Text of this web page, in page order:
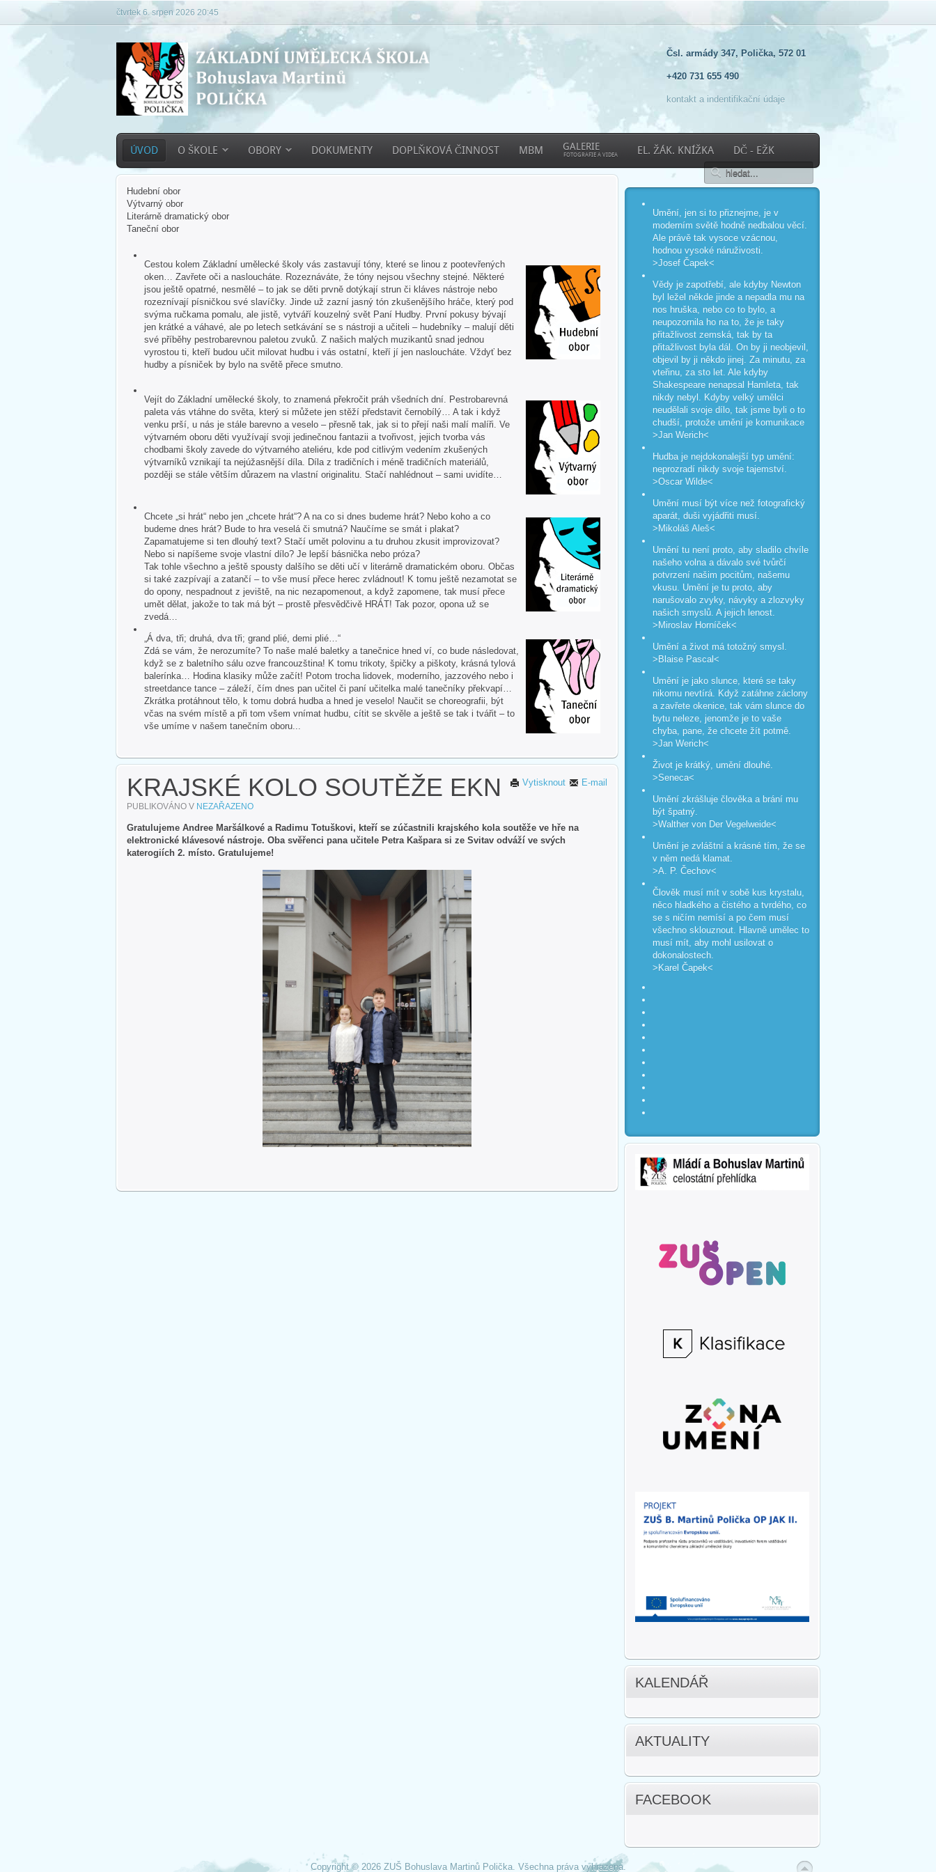
čtvrtek 6. srpen 2026 20:45
Čsl. armády 347, Polička, 572 01
+420 731 655 490
kontakt a indentifikační údaje
ÚVOD O ŠKOLE OBORY DOKUMENTY DOPLŇKOVÁ ČINNOST MBM GALERIE
FOTOGRAFIE A VIDEA EL. ŽÁK. KNÍŽKA DČ - EŽK
Hudební obor
Výtvarný obor
Literárně dramatický obor
Taneční obor
Cestou kolem Základní umělecké školy vás zastavují tóny, které se linou z pootevřených
oken… Zavřete oči a nasloucháte. Rozeznáváte, že tóny nejsou všechny stejné. Některé
jsou ještě opatrné, nesmělé – to jak se děti prvně dotýkají strun či kláves nástroje nebo
rozeznívají písničkou své slavíčky. Jinde už zazní jasný tón zkušenějšího hráče, který pod
svýma ručkama pomalu, ale jistě, vytváří kouzelný svět Paní Hudby. První pokusy bývají
jen krátké a váhavé, ale po letech setkávání se s nástroji a učiteli – hudebníky – malují děti
své příběhy pestrobarevnou paletou zvuků. Z našich malých muzikantů snad jednou
vyrostou ti, kteří budou učit milovat hudbu i vás ostatní, kteří jí jen nasloucháte. Vždyť bez
hudby a písniček by bylo na světě přece smutno.
Vejít do Základní umělecké školy, to znamená překročit práh všedních dní. Pestrobarevná
paleta vás vtáhne do světa, který si můžete jen stěží představit černobílý… A tak i když
venku prší, u nás je stále barevno a veselo – přesně tak, jak si to přejí naši malí malíři. Ve
výtvarném oboru děti využívají svoji jedinečnou fantazii a tvořivost, jejich tvorba vás
chodbami školy zavede do výtvarného ateliéru, kde pod citlivým vedením zkušených
výtvarníků vznikají ta nejúžasnější díla. Díla z tradičních i méně tradičních materiálů,
později se stále větším důrazem na vlastní originalitu. Stačí nahlédnout – sami uvidíte…
Chcete „si hrát“ nebo jen „chcete hrát“? A na co si dnes budeme hrát? Nebo koho a co
budeme dnes hrát? Bude to hra veselá či smutná? Naučíme se smát i plakat?
Zapamatujeme si ten dlouhý text? Stačí umět polovinu a tu druhou zkusit improvizovat?
Nebo si napíšeme svoje vlastní dílo? Je lepší básnička nebo próza?
Tak tohle všechno a ještě spousty dalšího se děti učí v literárně dramatickém oboru. Občas
si také zazpívají a zatančí – to vše musí přece herec zvládnout! K tomu ještě nezamotat se
do opony, nespadnout z jeviště, na nic nezapomenout, a když zapomene, tak musí přece
umět dělat, jakože to tak má být – prostě přesvědčivě HRÁT! Tak pozor, opona už se
zvedá…
„Á dva, tři; druhá, dva tři; grand plié, demi plié…“
Zdá se vám, že nerozumíte? To naše malé baletky a tanečnice hned ví, co bude následovat,
když se z baletního sálu ozve francouzština! K tomu trikoty, špičky a piškoty, krásná tylová
balerínka… Hodina klasiky může začít! Potom trocha lidovek, moderního, jazzového nebo i
streetdance tance – záleží, čím dnes pan učitel či paní učitelka malé tanečníky překvapí…
Zkrátka protáhnout tělo, k tomu dobrá hudba a hned je veselo! Naučit se choreografii, být
včas na svém místě a při tom všem vnímat hudbu, cítit se skvěle a ještě se tak i tvářit – to
vše umíme v našem tanečním oboru...
E-mail
Vytisknout
KRAJSKÉ KOLO SOUTĚŽE EKN
PUBLIKOVÁNO V NEZAŘAZENO
Gratulujeme Andree Maršálkové a Radimu Totuškovi, kteří se zúčastnili krajského kola soutěže ve hře na
elektronické klávesové nástroje. Oba svěřenci pana učitele Petra Kašpara si ze Svitav odváží ve svých
katerogiích 2. místo. Gratulujeme!
Umění, jen si to přiznejme, je v
moderním světě hodně nedbalou věcí.
Ale právě tak vysoce vzácnou,
hodnou vysoké náruživosti.
>Josef Čapek<
Vědy je zapotřebí, ale kdyby Newton
byl ležel někde jinde a nepadla mu na
nos hruška, nebo co to bylo, a
neupozornila ho na to, že je taky
přitažlivost zemská, tak by ta
přitažlivost byla dál. On by ji neobjevil,
objevil by ji někdo jinej. Za minutu, za
vteřinu, za sto let. Ale kdyby
Shakespeare nenapsal Hamleta, tak
nikdy nebyl. Kdyby velký umělci
neudělali svoje dílo, tak jsme byli o to
chudší, protože umění je komunikace
>Jan Werich<
Hudba je nejdokonalejší typ umění:
neprozradí nikdy svoje tajemství.
>Oscar Wilde<
Umění musí být více než fotografický
aparát, duši vyjádřiti musí.
>Mikoláš Aleš<
Umění tu není proto, aby sladilo chvíle
našeho volna a dávalo své tvůrčí
potvrzení našim pocitům, našemu
vkusu. Umění je tu proto, aby
narušovalo zvyky, návyky a zlozvyky
našich smyslů. A jejich lenost.
>Miroslav Horníček<
Umění a život má totožný smysl.
>Blaise Pascal<
Umění je jako slunce, které se taky
nikomu nevtírá. Když zatáhne záclony
a zavřete okenice, tak vám slunce do
bytu neleze, jenomže je to vaše
chyba, pane, že chcete žít potmě.
>Jan Werich<
Život je krátký, umění dlouhé.
>Seneca<
Umění zkrášluje člověka a brání mu
být špatný.
>Walther von Der Vegelweide<
Umění je zvláštní a krásné tím, že se
v něm nedá klamat.
>A. P. Čechov<
Člověk musí mít v sobě kus krystalu,
něco hladkého a čistého a tvrdého, co
se s ničím nemísí a po čem musí
všechno sklouznout. Hlavně umělec to
musí mít, aby mohl usilovat o
dokonalostech.
>Karel Čapek<
KALENDÁŘ
AKTUALITY
FACEBOOK
Copyright © 2026 ZUŠ Bohuslava Martinů Polička. Všechna práva vyhrazena.